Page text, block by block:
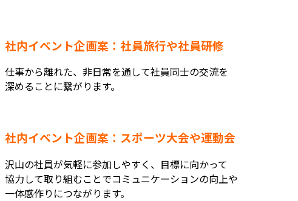
社内イベント企画案：社員旅行や社員研修
仕事から離れた、非日常を通して社員同士の交流を
深めることに繋がります。
社内イベント企画案：スポーツ大会や運動会
沢山の社員が気軽に参加しやすく、目標に向かって
協力して取り組むことでコミュニケーションの向上や
一体感作りにつながります。